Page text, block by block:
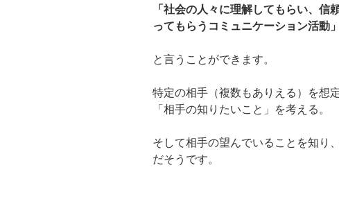
「社会の人々に理解してもらい、信
ってもらうコミュニケーション活動」
と言うことができます。
特定の相手（複数もありえる）を想
「相手の知りたいこと」を考える。
そして相手の望んでいることを知り
だそうです。